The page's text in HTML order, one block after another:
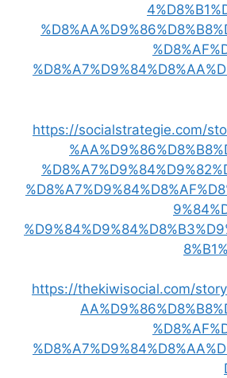
https://socialstrategie.com/
https://thekiwisocial.com/